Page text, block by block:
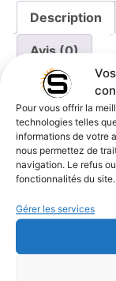
Pour vous offrir la
technologies telles
informations de votre
nous permettez de
navigation. Le refus
fonctionnalités du site.
Gérer les services
Description
Avis (0)
Lune Grèce
Thème :
orangées
détails
évitant la